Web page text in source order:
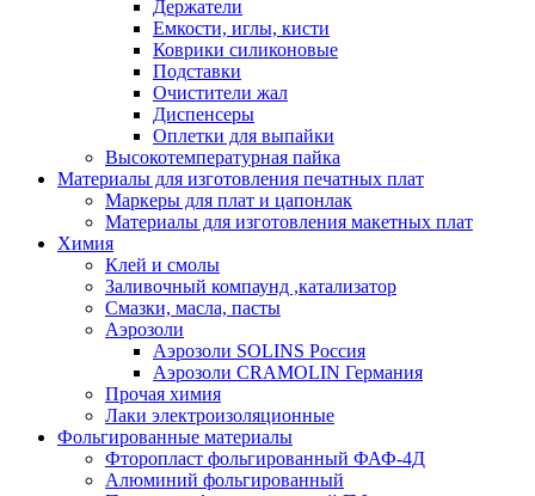
Держатели
Емкости, иглы, кисти
Коврики силиконовые
Подставки
Очистители жал
Диспенсеры
Оплетки для выпайки
Высокотемпературная пайка
Материалы для изготовления печатных плат
Маркеры для плат и цапонлак
Материалы для изготовления макетных плат
Химия
Клей и смолы
Заливочный компаунд ,катализатор
Смазки, масла, пасты
Аэрозоли
Аэрозоли SOLINS Россия
Аэрозоли CRAMOLIN Германия
Прочая химия
Лаки электроизоляционные
Фольгированные материалы
Фторопласт фольгированный ФАФ-4Д
Алюминий фольгированный